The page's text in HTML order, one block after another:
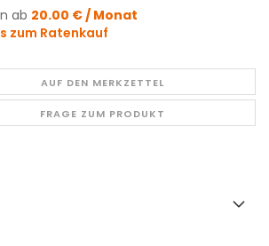
ab 20.00 € / Monat
zum Ratenkauf
AUF DEN MERKZETTEL
FRAGE ZUM PRODUKT